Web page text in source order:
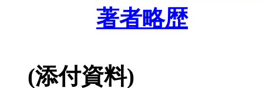
著者略歴
(添付資料)